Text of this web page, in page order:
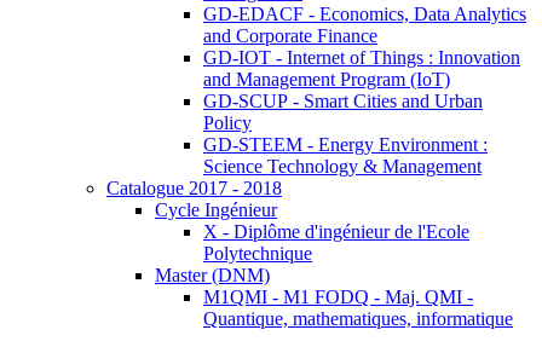
GD-EDACF - Economics, Data Analytics
and Corporate Finance
GD-IOT - Internet of Things : Innovation
and Management Program (IoT)
GD-SCUP - Smart Cities and Urban
Policy
GD-STEEM - Energy Environment :
Science Technology & Management
Catalogue 2017 - 2018
Cycle Ingénieur
X - Diplôme d'ingénieur de l'Ecole
Polytechnique
Master (DNM)
M1QMI - M1 FODQ - Maj. QMI -
Quantique, mathematiques, informatique